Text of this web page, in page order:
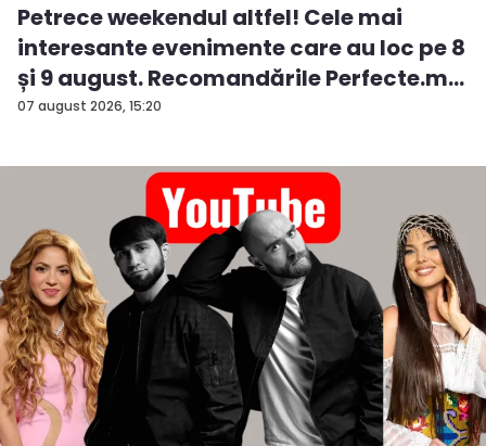
07 august 2026, 15:20
Petrece weekendul altfel! Cele mai
interesante evenimente care au loc pe 8
și 9 august. Recomandările Perfecte.m...